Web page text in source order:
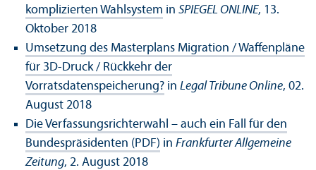
komplizierten Wahlsystem in SPIEGEL ONLINE, 13.
Oktober 2018
Umsetzung des Masterplans Migration / Waffenpläne
für 3D-Druck / Rückkehr der
Vorratsdatenspeicherung? in Legal TribuneOnline, 02.
August 2018
Die Verfassungsrichterwahl – auch ein Fall für den
Bundespräsidenten (PDF) in Frankfurter Allgemeine
Zeitung, 2. August 2018